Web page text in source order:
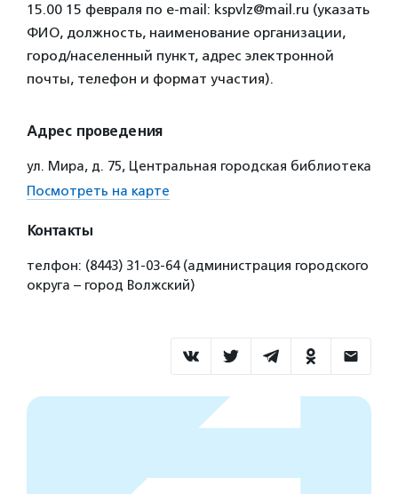
15.00 15 февраля по e-mail: kspvlz@mail.ru (указать
ФИО, должность, наименование организации,
город/населенный пункт, адрес электронной
почты, телефон и формат участия).
Адрес проведения
ул. Мира, д. 75, Центральная городская библиотека
Посмотреть на карте
Контакты
телфон: (8443) 31-03-64 (администрация городского
округа – город Волжский)